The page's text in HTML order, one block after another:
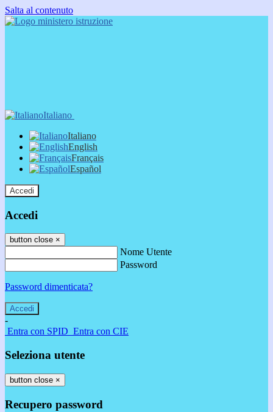
Salta al contenuto
Italiano
Italiano
English
Français
Español
Accedi
Accedi
button close ×
Nome Utente
Password
Password dimenticata?
-
Entra con SPID Entra con CIE
Seleziona utente
button close ×
Recupero password